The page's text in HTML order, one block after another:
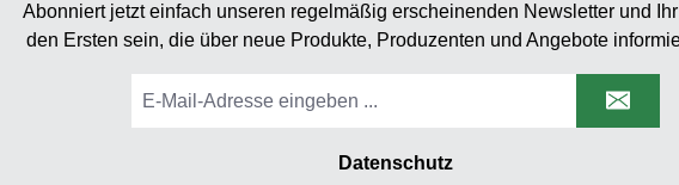
Abonniert jetzt einfach unseren regelmäßig erscheinenden Newsletter und
den Ersten sein, die über neue Produkte, Produzenten und Angebote
Mail-
Datenschutz